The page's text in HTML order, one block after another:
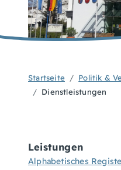
Startseite Politik &
Dienstleistungen
Leistungen
Alphabetisches